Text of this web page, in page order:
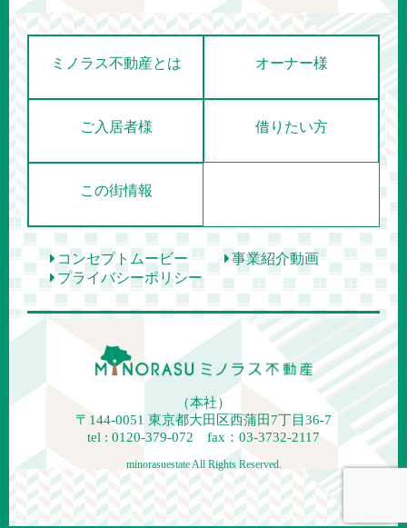
ミノラス不動産とは オーナー様
ご入居者様 借りたい方
この街情報
コンセプトムービー
事業紹介動画
プライバシーポリシー
（本社）
〒144-0051 東京都大田区西蒲田7丁目36-7
tel : 0120-379-072 fax：03-3732-2117
minorasuestate All Rights Reserved.